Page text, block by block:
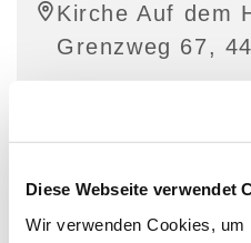
Diese Webseite verwendet
Wir verwenden Cookies, um
Kirche Auf dem
Grenzweg 67,